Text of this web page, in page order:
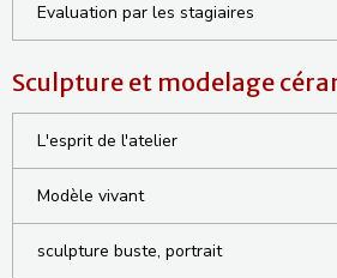
Evaluation par les stagiaires
Sculpture et modelage
L'esprit de l'atelier
Modèle vivant
sculpture buste, portrait